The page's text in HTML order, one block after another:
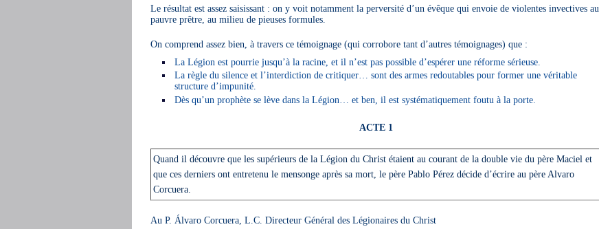
Le résultat est assez saisissant : on y voit notamment la perversité d’un évêque qui envoie de violentes invectives au
pauvre prêtre, au milieu de pieuses formules.
On comprend assez bien, à travers ce témoignage (qui corrobore tant d’autres témoignages) que :
La Légion est pourrie jusqu’à la racine, et il n’est pas possible d’espérer une réforme sérieuse.
La règle du silence et l’interdiction de critiquer… sont des armes redoutables pour former une véritable
structure d’impunité.
Dès qu’un prophète se lève dans la Légion… et ben, il est systématiquement foutu à la porte.
ACTE 1
Quand il découvre que les supérieurs de la Légion du Christ étaient au courant de la double vie du père Maciel et
que ces derniers ont entretenu le mensonge après sa mort, le père Pablo Pérez décide d’écrire au père Alvaro
Corcuera.
Au P. Álvaro Corcuera, L.C. Directeur Général des Légionaires du Christ